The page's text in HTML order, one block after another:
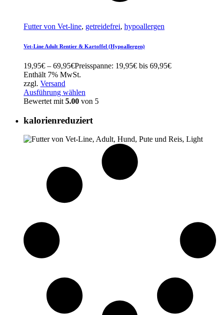
Futter von Vet-line, getreidefrei, hypoallergen
Vet-Line Adult Rentier & Kartoffel (Hypoallergen)
19,95€ – 69,95€Preisspanne: 19,95€ bis 69,95€
Enthält 7% MwSt.
zzgl. Versand
Ausführung wählen
Bewertet mit 5.00 von 5
kalorienreduziert